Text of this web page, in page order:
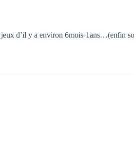
d’il y a environ 6mois-1ans…(enfin